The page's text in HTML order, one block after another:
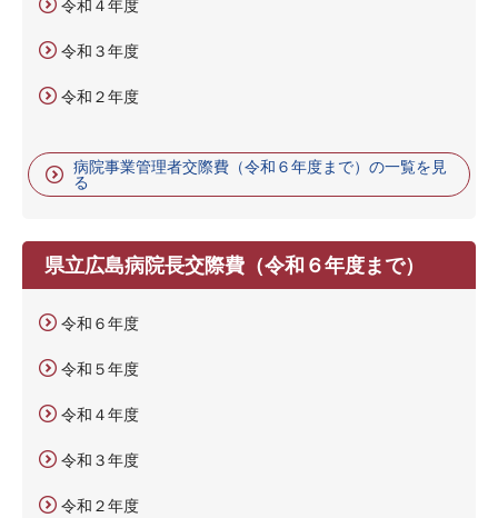
令和４年度
令和３年度
令和２年度
病院事業管理者交際費（令和６年度まで）の一覧を見
る
県立広島病院長交際費（令和６年度まで）
令和６年度
令和５年度
令和４年度
令和３年度
令和２年度